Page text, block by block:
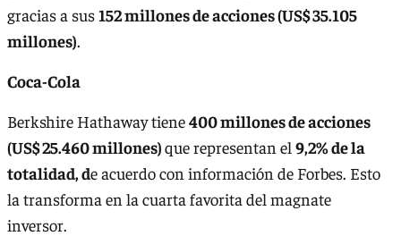
gracias a sus152 millones de acciones (US$ 35.105
millones).
Coca-Cola
Berkshire Hathaway tiene400 millones de acciones
(US$ 25.460 millones)que representan el 9,2% de la
totalidad, de acuerdo con información de Forbes. Esto
la transforma en la cuarta favorita del magnate
inversor.